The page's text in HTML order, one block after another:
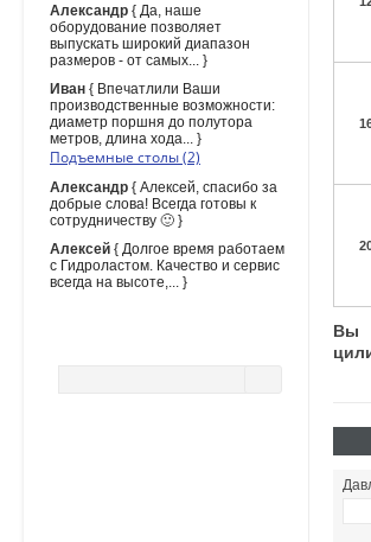
Вы
Александр { Да, наше
оборудование позволяет
выпускать широкий диапазон
размеров - от самых... }
Иван { Впечатлили Ваши
производственные возможности:
диаметр поршня до полутора
метров, длина хода... }
Подъемные столы (2)
Александр { Алексей, спасибо за
добрые слова! Всегда готовы к
сотрудничеству 🙂 }
Алексей { Долгое время работаем
с Гидроластом. Качество и сервис
всегда на высоте,... }